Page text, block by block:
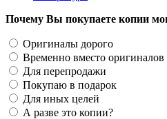
Почему Вы покупаете копии
Оригиналы дорого
Временно вместо оригиналов
Для перепродажи
Покупаю в подарок
Для иных целей
А разве это копии?